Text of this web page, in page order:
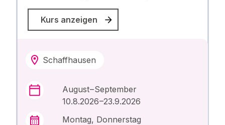
Kurs anzeigen
Schaffhausen
August – September
10.8.2026 –23.9.2026
Montag, Donnerstag